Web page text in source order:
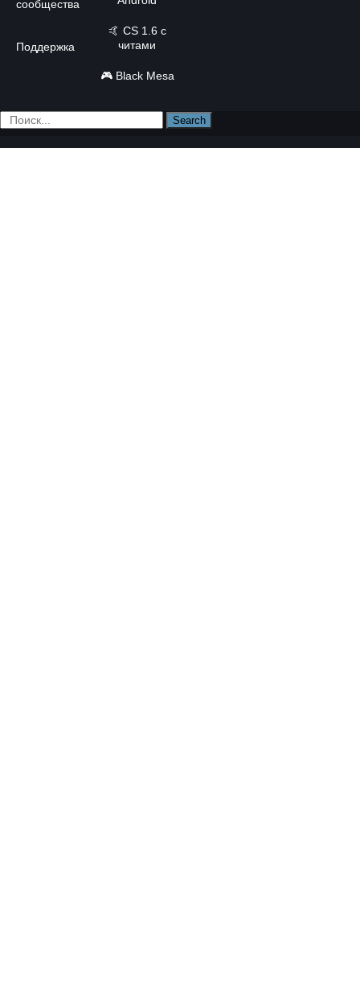
сообщества
Поддержка
🤙 CS 1.6 с
читами
🎮 Black Mesa
Search